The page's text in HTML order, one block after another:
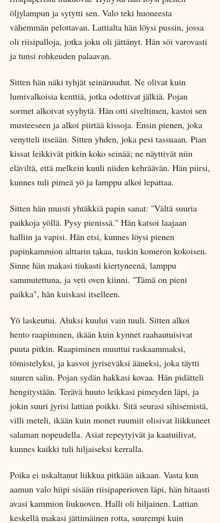
öljylampun ja sytytti sen. Valo teki huoneesta
vähemmän pelottavan. Lattialta hän löysi pussin, jossa
oli riisipalloja, jotka joku oli jättänyt. Hän söi varovasti
ja tunsi rohkeuden palaavan.
Sitten hän näki tyhjät seinäruudut. Ne olivat kuin
lumivalkoisia kenttiä, jotka odottivat jälkiä. Pojan
sormet alkoivat syyhytä. Hän otti siveltimen, kastoi sen
musteeseen ja alkoi piirtää kissoja. Ensin pienen, joka
venytteli itseään. Sitten yhden, joka pesi tassuaan. Pian
kissat leikkivät pitkin koko seinää; ne näyttivät niin
eläviltä, että melkein kuuli niiden kehräävän. Hän piirsi,
kunnes tuli pimeä yö ja lamppu alkoi lepattaa.
Sitten hän muisti yhtäkkiä papin sanat: "Vältä suuria
paikkoja yöllä. Pysy pienissä." Hän katsoi laajaan
halliin ja vapisi. Hän etsi, kunnes löysi pienen
papinkammion alttarin takaa, tuskin komeron kokoisen.
Sinne hän makasi tiukasti kiertyneenä, lamppu
sammutettuna, ja veti oven kiinni. "Tämä on pieni
paikka", hän kuiskasi itselleen.
Yö laskeutui. Aluksi kuului vain tuuli. Sitten alkoi
hento raapiminen, ikään kuin kynnet raahautuisivat
puuta pitkin. Raapiminen muuttui raskaammaksi,
tömistelyksi, ja kasvoi jyriseväksi ääneksi, joka täytti
suuren salin. Pojan sydän hakkasi kovaa. Hän pidätteli
hengitystään. Terävä huuto leikkasi pimeyden läpi, ja
jokin suuri jyrisi lattian poikki. Sitä seurasi sihisemistä,
villi meteli, ikään kuin monet ruumiit olisivat liikkuneet
salaman nopeudella. Asiat repeytyivät ja kaatuilivat,
kunnes kaikki tuli hiljaiseksi kerralla.
Poika ei uskaltanut liikkua pitkään aikaan. Vasta kun
aamun valo hiipi sisään riisipaperioven läpi, hän hitaasti
avasi kammion liukuoven. Halli oli hiljainen. Lattian
keskellä makasi jättimäinen rotta, suurempi kuin